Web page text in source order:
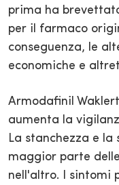
prima ha
per il farmaco
conseguenza, le
economiche e
Armodafinil
aumenta la
La stanchezza e la
maggior parte
nell'altro. I sintomi